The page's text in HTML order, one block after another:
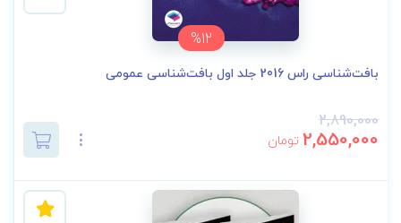
%12
بافت‌‎شناسی راس 2016 جلد اول بافت‌شناسی‌ عمومی
2,890,000
2,550,000 تومان